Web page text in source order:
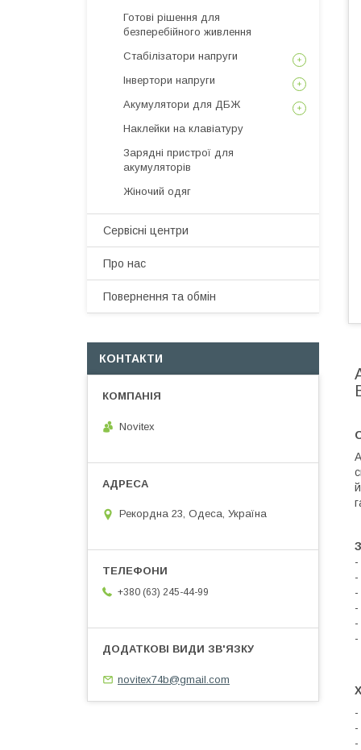
-
-
-
-
-
-
-
-
-
Готові рішення для
безперебійного живлення
Стабілізатори напруги
Інвертори напруги
Акумулятори для ДБЖ
Наклейки на клавіатуру
Зарядні пристрої для
акумуляторів
Жіночий одяг
Сервісні центри
Про нас
Повернення та обмін
КОНТАКТИ
Novitex
Рекордна 23, Одеса, Україна
+380 (63) 245-44-99
novitex74b@gmail.com